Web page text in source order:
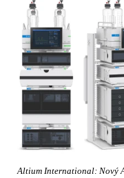
Altium International: Nový